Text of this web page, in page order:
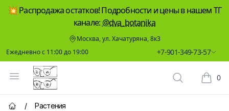
💥 Распродажа остатков! Подробности и цены в нашем ТГ
канале: @dva_botanika
Москва, ул. Хачатуряна, 8к3
Ежедневно с 11:00 до 19:00
+7-901-349-73-57
Открыть меню
Два Ботаника
Поиск
0
Главная страница
/ Растения